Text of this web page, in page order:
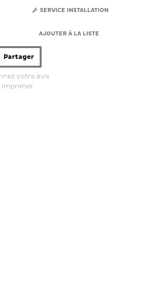
SERVICE INSTALLATION
AJOUTER À LA LISTE
Partager
votre avis
Imprimer